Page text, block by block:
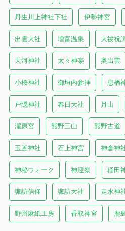
丹生川上神社下社 伊勢神宮
出雲大社 増富温泉 大祓祝
天河神社 太々神楽 奥出雲
小桜神社 御垣内参拝 息栖
戸隠神社 春日大社 月山
瀧原宮 熊野三山 熊野古道
玉置神社 石上神宮 神倉神
神秘ウォーク 神迎祭 稲田
諏訪信仰 諏訪大社 走水神
野州麻紙工房 香取神宮 鹿